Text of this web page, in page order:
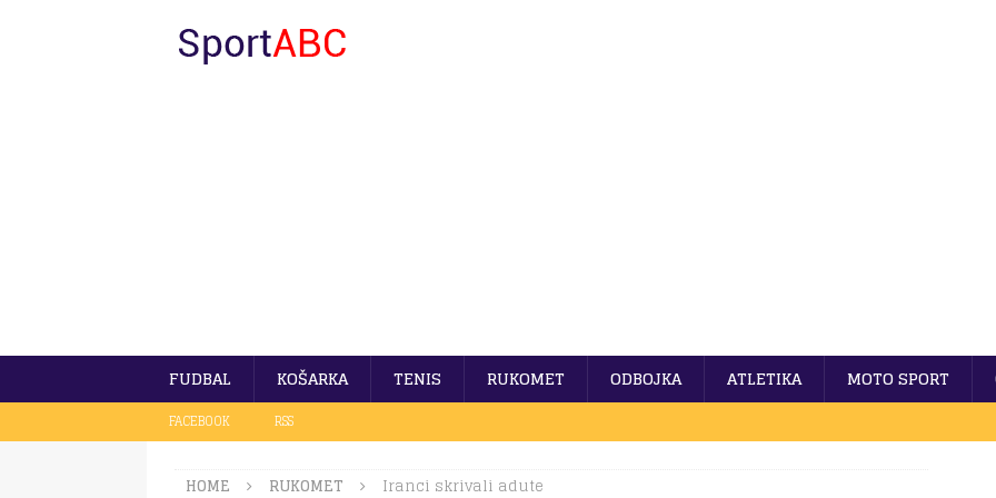
FUDBAL KOŠARKA TENIS RUKOMET ODBOJKA ATLETIKA MOTO SPORT
FACEBOOK RSS
HOME RUKOMET Iranci skrivali adute